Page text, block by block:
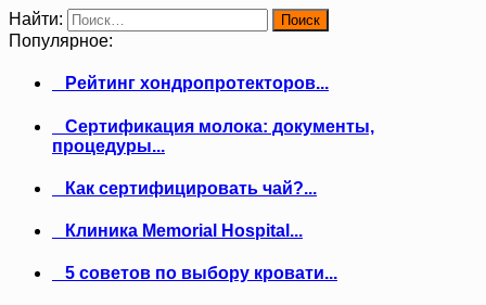
Найти:
Популярное:
Рейтинг хондропротекторов...
Сертификация молока: документы,
процедуры...
Как сертифицировать чай?...
Клиника Memorial Hospital...
5 советов по выбору кровати...